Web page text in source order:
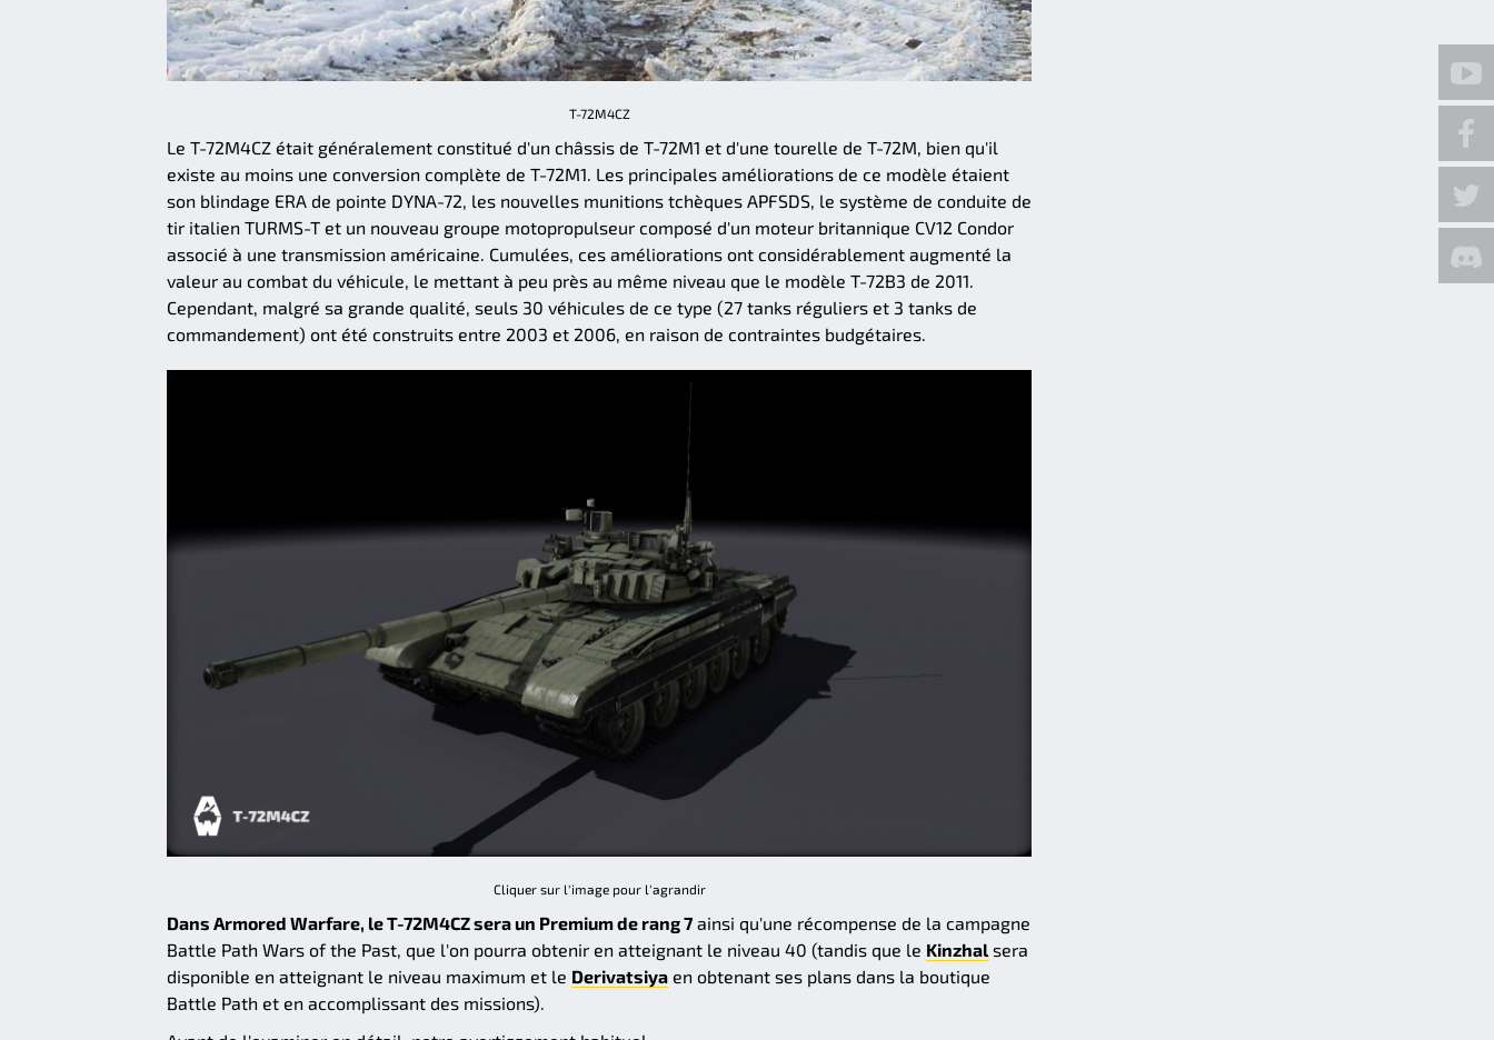
T-72M4CZ
Le T-72M4CZ était généralement constitué d'un châssis de T-72M1 et d'une tourelle de T-72M, bien qu'il
existe au moins une conversion complète de T-72M1. Les principales améliorations de ce modèle étaient
son blindage ERA de pointe DYNA-72, les nouvelles munitions tchèques APFSDS, le système de conduite de
tir italien TURMS-T et un nouveau groupe motopropulseur composé d'un moteur britannique CV12 Condor
associé à une transmission américaine. Cumulées, ces améliorations ont considérablement augmenté la
valeur au combat du véhicule, le mettant à peu près au même niveau que le modèle T-72B3 de 2011.
Cependant, malgré sa grande qualité, seuls 30 véhicules de ce type (27 tanks réguliers et 3 tanks de
commandement) ont été construits entre 2003 et 2006, en raison de contraintes budgétaires.
Cliquer sur l'image pour l'agrandir
Dans Armored Warfare, le T-72M4CZ sera un Premium de rang 7 ainsi qu'une récompense de la campagne
Battle Path Wars of the Past, que l'on pourra obtenir en atteignant le niveau 40 (tandis que le Kinzhal sera
disponible en atteignant le niveau maximum et le Derivatsiya en obtenant ses plans dans la boutique
Battle Path et en accomplissant des missions).